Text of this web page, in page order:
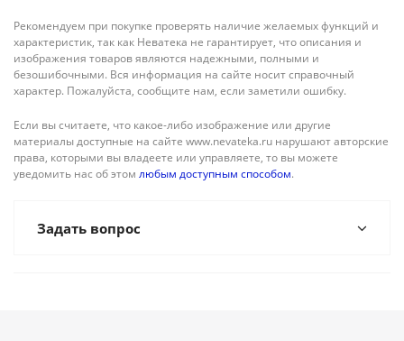
Рекомендуем при покупке проверять наличие желаемых функций и
характеристик, так как Неватека не гарантирует, что описания и
изображения товаров являются надежными, полными и
безошибочными. Вся информация на сайте носит справочный
характер. Пожалуйста, сообщите нам, если заметили ошибку.
Если вы считаете, что какое-либо изображение или другие
материалы доступные на сайте www.nevateka.ru нарушают авторские
права, которыми вы владеете или управляете, то вы можете
уведомить нас об этом любым доступным способом.
Задать вопрос